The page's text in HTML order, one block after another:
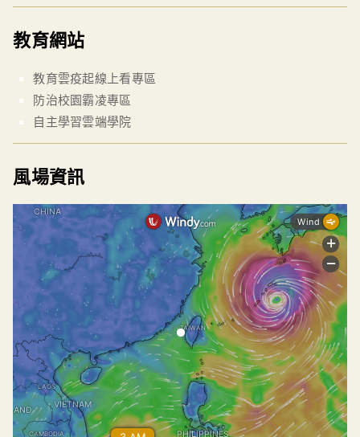
教育網站
教育雲疫起線上看專區
防治校園霸凌專區
自主學習雲端學院
風場資訊